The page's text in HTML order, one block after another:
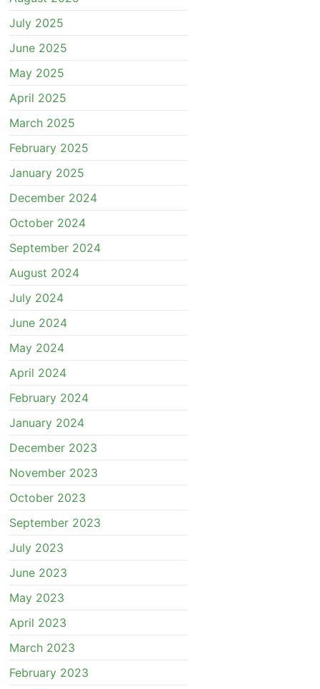
July 2025
June 2025
May 2025
April 2025
March 2025
February 2025
January 2025
December 2024
October 2024
September 2024
August 2024
July 2024
June 2024
May 2024
April 2024
February 2024
January 2024
December 2023
November 2023
October 2023
September 2023
July 2023
June 2023
May 2023
April 2023
March 2023
February 2023